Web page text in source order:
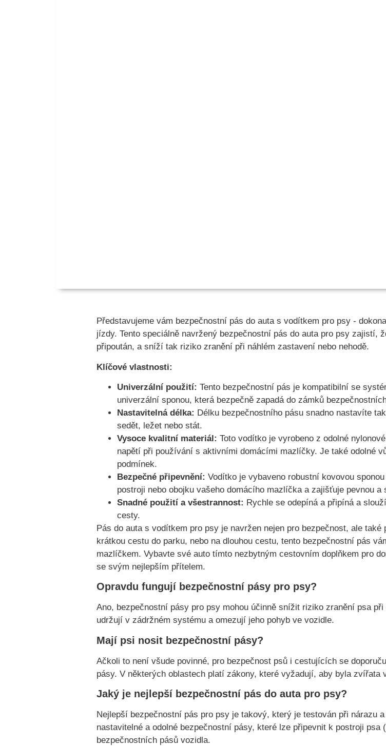
Představujeme vám bezpečnostní pás do auta s vodítkem pro psy -
jízdy. Tento speciálně navržený bezpečnostní pás do auta pro psy zajistí,
připoután, a sníží tak riziko zranění při náhlém zastavení nebo nehodě.
Klíčové vlastnosti:
Univerzální použití: Tento bezpečnostní pás je kompatibilní se
univerzální sponou, která bezpečně zapadá do zámků
Nastavitelná délka: Délku bezpečnostního pásu snadno nastavíte
sedět, ležet nebo stát.
Vysoce kvalitní materiál: Toto vodítko je vyrobeno z odolné
napětí při používání s aktivními domácími mazlíčky. Je také odolné
podmínek.
Bezpečné připevnění: Vodítko je vybaveno robustní kovovou
postroji nebo obojku vašeho domácího mazlíčka a zajišťuje pevnou a
Snadné použití a všestrannost: Rychle se odepíná a připíná a
cesty.
Pás do auta s vodítkem pro psy je navržen nejen pro bezpečnost, ale
krátkou cestu do parku, nebo na dlouhou cestu, tento bezpečnostní pás
mazlíčkem. Vybavte své auto tímto nezbytným cestovním doplňkem pro
se svým nejlepším přítelem.
Opravdu fungují bezpečnostní pásy pro psy?
Ano, bezpečnostní pásy pro psy mohou účinně snížit riziko zranění psa
udržují v zádržném systému a omezují jeho pohyb ve vozidle.
Mají psi nosit bezpečnostní pásy?
Ačkoli to není všude povinné, pro bezpečnost psů i cestujících se
pásy. V některých oblastech platí zákony, které vyžadují, aby byla zvířata
Jaký je nejlepší bezpečnostní pás do auta pro psy?
Nejlepší bezpečnostní pás pro psy je takový, který je testován při nárazu
nastavitelné a odolné bezpečnostní pásy, které lze připevnit k postroji
bezpečnostních pásů vozidla.